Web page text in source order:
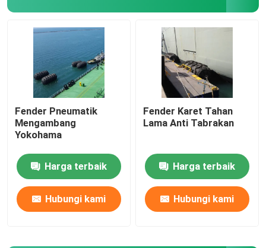
Fender Pneumatik
Mengambang
Yokohama
Harga terbaik
Hubungi kami
Fender Karet Tahan
Lama Anti Tabrakan
Harga terbaik
Hubungi kami